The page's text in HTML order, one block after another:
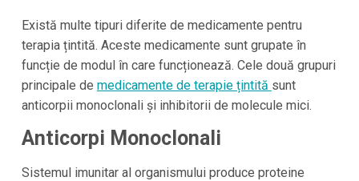
Există multe tipuri diferite de medicamente pentru
terapia țintită. Aceste medicamente sunt grupate în
funcție de modul în care funcționează. Cele două grupuri
principale de medicamente de terapie țintită sunt
anticorpii monoclonali și inhibitorii de molecule mici.
Anticorpi Monoclonali
Sistemul imunitar al organismului produce proteine